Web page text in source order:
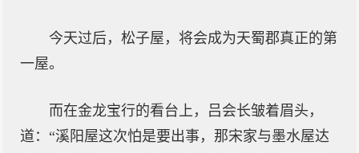
今天过后，松子屋，将会成为天蜀郡真正的第
一屋。
而在金龙宝行的看台上，吕会长皱着眉头，
道：“溪阳屋这次怕是要出事，那宋家与墨水屋达